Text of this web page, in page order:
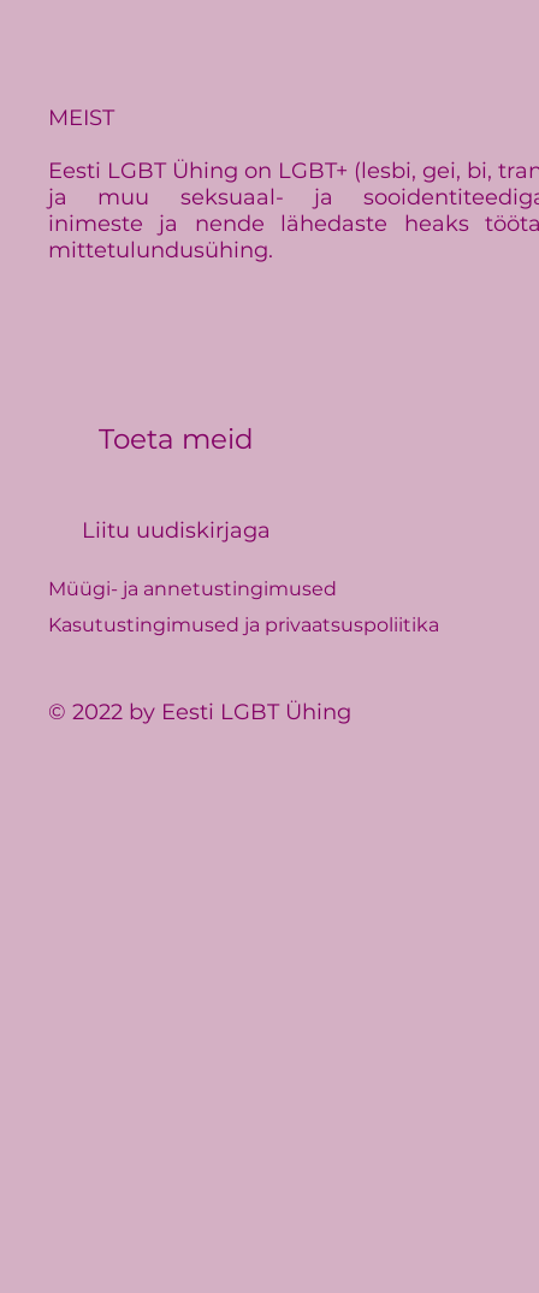
MEIST
Eesti LGBT Ühing on LGBT+ (lesbi, gei, bi,
ja muu seksuaal- ja
inimeste ja nende lähedaste heaks
mittetulundusühing.
Toeta meid
Liitu uudiskirjaga
Müügi- ja annetustingimused
Kasutustingimused ja privaatsuspoliitika
© 2022 by Eesti LGBT Ühing